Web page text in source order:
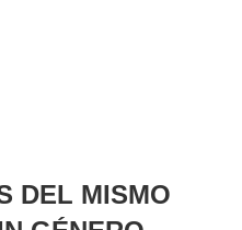
DEL MISMO